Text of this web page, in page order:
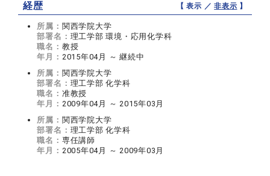
経歴 【 表示 ／非表示 】
所属： 関西学院大学
部署名： 理工学部 環境・応用化学科
職名： 教授
年月： 2015年04月 ～ 継続中
所属： 関西学院大学
部署名： 理工学部 化学科
職名： 准教授
年月： 2009年04月 ～ 2015年03月
所属： 関西学院大学
部署名： 理工学部 化学科
職名： 専任講師
年月： 2005年04月 ～ 2009年03月